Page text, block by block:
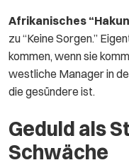
Afrikanisches
zu “Keine Sorgen.”
kommen, wenn sie
westliche Manager in
die gesündere ist.
Geduld als
Schwäche